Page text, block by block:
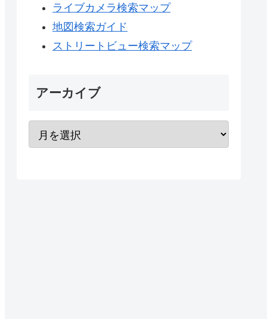
ライブカメラ検索マップ
地図検索ガイド
ストリートビュー検索マップ
アーカイブ